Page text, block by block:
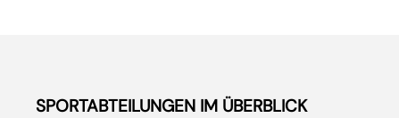
SPORTABTEILUNGEN IM ÜBERBLICK